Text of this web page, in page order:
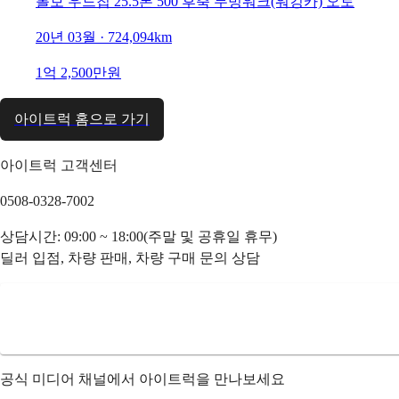
20년 03월 · 724,094km
1억 2,500만원
아이트럭 홈으로 가기
아이트럭 고객센터
0508-0328-7002
상담시간: 09:00 ~ 18:00(주말 및 공휴일 휴무)
딜러 입점, 차량 판매, 차량 구매 문의 상담
공식 미디어 채널에서 아이트럭을 만나보세요